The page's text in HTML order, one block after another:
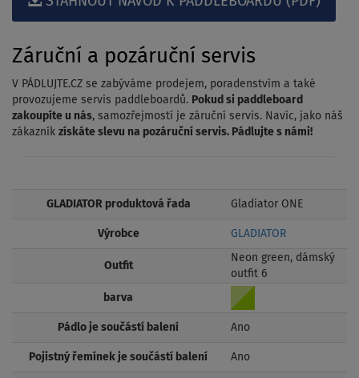
Záruční a pozáruční servis
V PÁDLUJTE.CZ se zabýváme prodejem, poradenstvím a také
provozujeme servis paddleboardů. Pokud si paddleboard
zakoupíte u nás, samozřejmostí je záruční servis. Navíc, jako náš
zákazník získáte slevu na pozáruční servis. Pádlujte s námi!
GLADIATOR produktová řada Gladiator ONE
Výrobce GLADIATOR
Outfit
Neon green, dámský
outfit 6
barva
Pádlo je součástí balení Ano
Pojistný řemínek je součástí balení Ano